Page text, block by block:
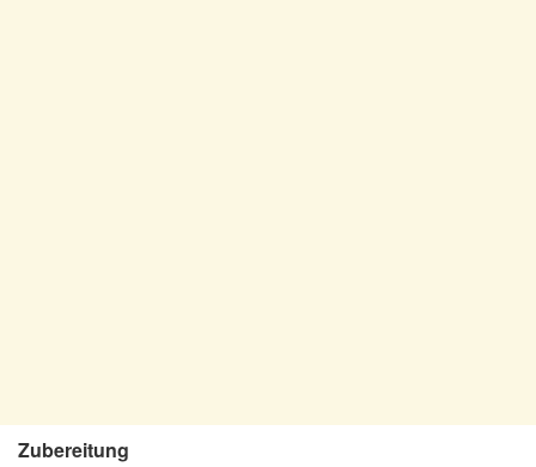
Zubereitung